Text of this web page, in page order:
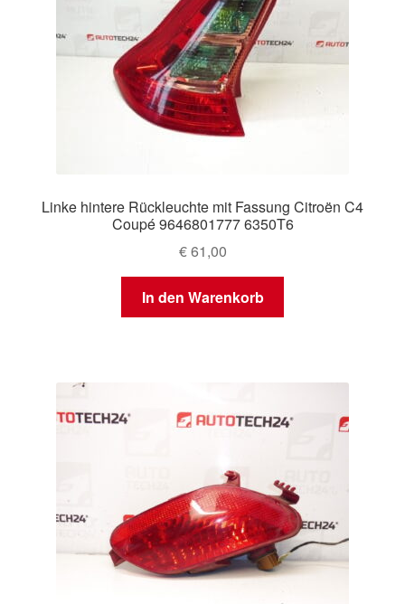
Linke hintere Rückleuchte mit Fassung Citroën C4
Coupé 9646801777 6350T6
€61,00
In den Warenkorb